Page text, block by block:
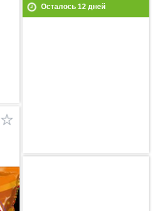
Осталось 12дней